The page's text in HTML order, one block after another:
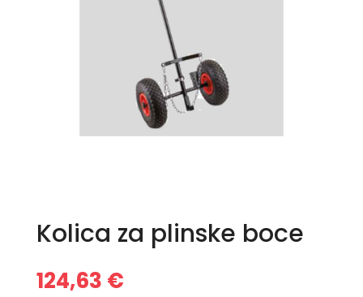
Kolica za plinske boce
124,63 €